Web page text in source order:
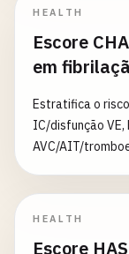
Fontes: Knaus
HEALTH
Escore
em
Estratifica o
IC/disfunção VE,
AVC/AIT/
HEALTH
Escore